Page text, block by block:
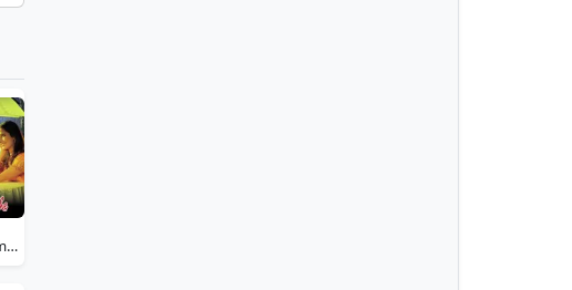
Hum Pyar Tumhi Se Kar Baithe